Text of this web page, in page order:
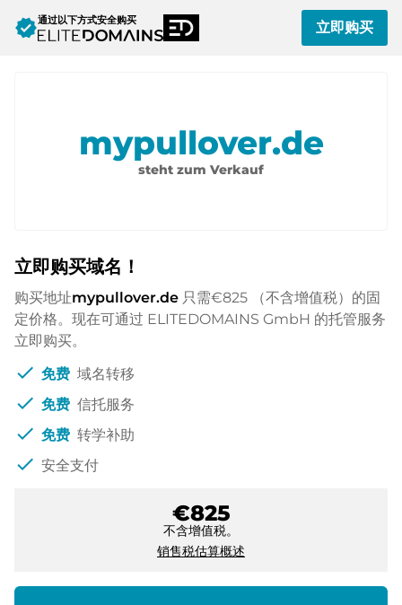
verified通过以下方式安全购买 立即购买
mypullover.de
steht zum Verkauf
立即购买域名！
购买地址mypullover.de 只需€825
（不含增值税）的固
定价格。现在可通过 ELITEDOMAINS GmbH 的托管服务
立即购买。
check 免费 域名转移
check 免费 信托服务
check 免费 转学补助
check 安全支付
€825
不含增值税。
销售税估算概述